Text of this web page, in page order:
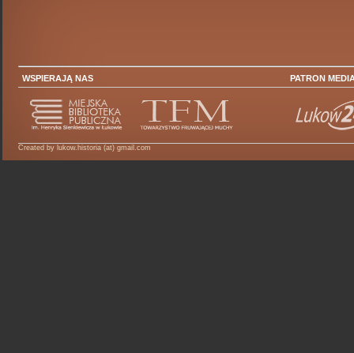
WSPIERAJĄ NAS PATRON
Created by lukow.historia (at) gmail.com